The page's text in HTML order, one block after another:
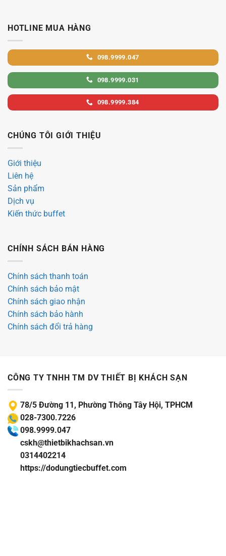
HOTLINE MUA HÀNG
098.9999.047
098.9999.031
098.9999.384
CHÚNG TÔI GIỚI THIỆU
Giới thiệu
Liên hệ
Sản phẩm
Dịch vụ
Kiến thức buffet
CHÍNH SÁCH BÁN HÀNG
Chính sách thanh toán
Chính sách bảo mật
Chính sách giao nhận
Chính sách bảo hành
Chính sách đổi trả hàng
CÔNG TY TNHH TM DV THIẾT BỊ KHÁCH SẠN
78/5 Đường 11, Phường Thông Tây Hội, TPHCM
028-7300.7226
098.9999.047
cskh@thietbikhachsan.vn
0314402214
https://dodungtiecbuffet.com